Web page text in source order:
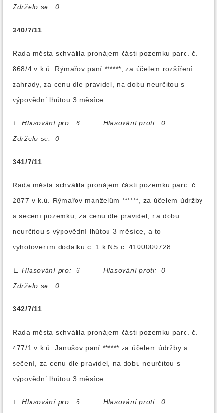
Zdrželo se: 0
340/7/11
Rada města schválila pronájem části pozemku parc. č.
868/4 v k.ú. Rýmařov paní ******, za účelem rozšíření
zahrady, za cenu dle pravidel, na dobu neurčitou s
výpovědní lhůtou 3 měsíce.
∟
Hlasování pro: 6 Hlasování proti: 0
Zdrželo se: 0
341/7/11
Rada města schválila pronájem části pozemku parc. č.
2877 v k.ú. Rýmařov manželům ******, za účelem údržby
a sečení pozemku, za cenu dle pravidel, na dobu
neurčitou s výpovědní lhůtou 3 měsíce, a to
vyhotovením dodatku č. 1 k NS č. 4100000728.
∟
Hlasování pro: 6 Hlasování proti: 0
Zdrželo se: 0
342/7/11
Rada města schválila pronájem části pozemku parc. č.
477/1 v k.ú. Janušov paní ****** za účelem údržby a
sečení, za cenu dle pravidel, na dobu neurčitou s
výpovědní lhůtou 3 měsíce.
∟
Hlasování pro: 6 Hlasování proti: 0